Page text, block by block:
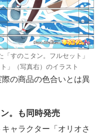
すのこタン。フルセット」
」（写真右）のイラスト
の商品の色合いとは異
。も同時発売
ャラクター「オリオさ